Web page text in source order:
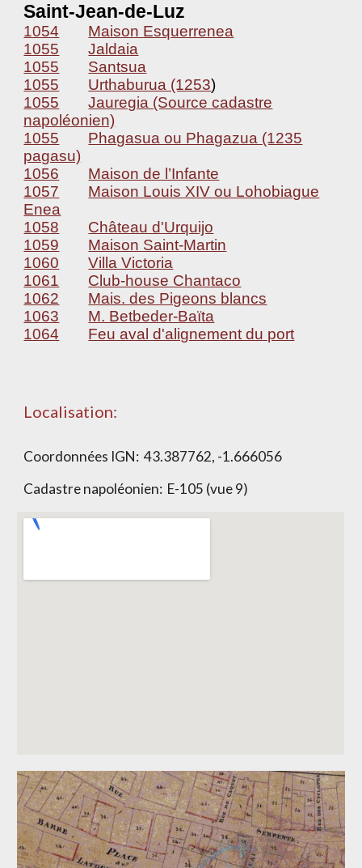
Saint-Jean-de-Luz
1054
Maison Esquerrenea
1055
Jaldaia
1055
Santsua
1055
Urthaburua (1253)
1055
Jauregia (Source cadastre
napoléonien)
1055
Phagasua ou Phagazua (1235
pagasu)
1056
Maison de l’Infante
1057
Maison Louis XIV ou Lohobiague
Enea
1058
Château d'Urquijo
1059
Maison Saint-Martin
1060
Villa Victoria
1061
Club-house Chantaco
1062
Mais. des Pigeons blancs
1063
M. Betbeder-Baïta
1064
Feu aval d'alignement du port
Localisation:
Coordonnées IGN:43.387762, -1.666056
Cadastre napoléonien: E-105 (vue 9)